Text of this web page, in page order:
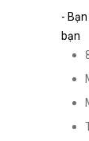
-
bạn